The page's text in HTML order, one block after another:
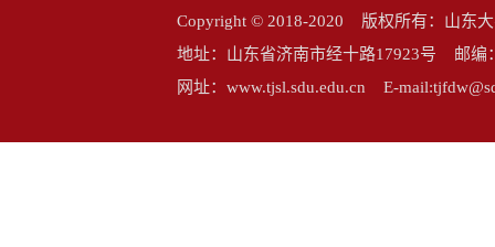
Copyright © 2018-2020 版权所有：山东
地址：山东省济南市经十路17923号 邮
网址：www.tjsl.sdu.edu.cn E-